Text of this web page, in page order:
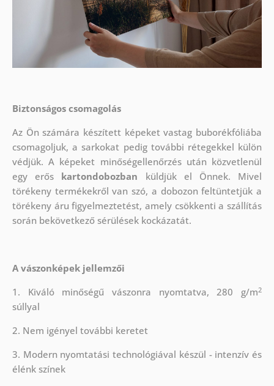
Biztonságos csomagolás
Az Ön számára készített képeket vastag buborékfóliába
csomagoljuk, a sarkokat pedig további rétegekkel külön
védjük. A képeket minőségellenőrzés után közvetlenül
egy erős kartondobozban küldjük el Önnek. Mivel
törékeny termékekről van szó, a dobozon feltüntetjük a
törékeny áru figyelmeztetést, amely csökkenti a szállítás
során bekövetkező sérülések kockázatát.
A vászonképek jellemzői
1. Kiváló minőségű vászonra nyomtatva, 280 g/m2
súllyal
2. Nem igényel további keretet
3. Modern nyomtatási technológiával készül - intenzív és
élénk színek